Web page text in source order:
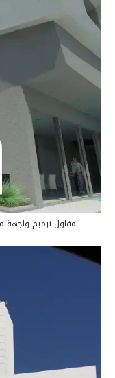
مقاول ترميم واجهة